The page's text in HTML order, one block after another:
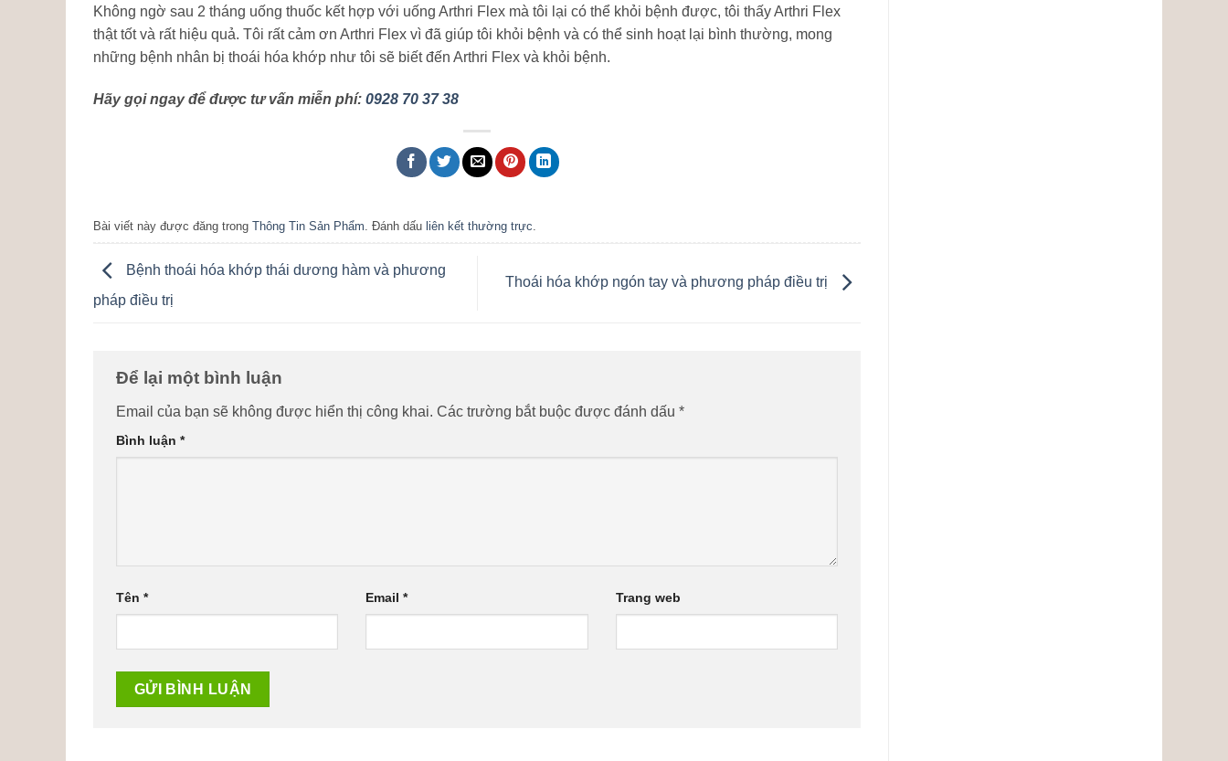
Không ngờ sau 2 tháng uống thuốc kết hợp với uống Arthri Flex mà tôi lại có thể khỏi bệnh được, tôi thấy Arthri Flex
thật tốt và rất hiệu quả. Tôi rất cảm ơn Arthri Flex vì đã giúp tôi khỏi bệnh và có thể sinh hoạt lại bình thường, mong
những bệnh nhân bị thoái hóa khớp như tôi sẽ biết đến Arthri Flex và khỏi bệnh.
Hãy gọi ngay để được tư vấn miễn phí: 0928 70 37 38
Bài viết này được đăng trong Thông Tin Sản Phẩm . Đánh dấu liên kết thường trực
Bệnh thoái hóa khớp thái dương hàm và phương
pháp điều trị
Thoái hóa khớp ngón tay và phương pháp điều trị
Để lại một bình luận
Email của bạn sẽ không được hiển thị công khai. Các trường bắt buộc được đánh dấu *
Bình luận *
Tên * Email* Trang web